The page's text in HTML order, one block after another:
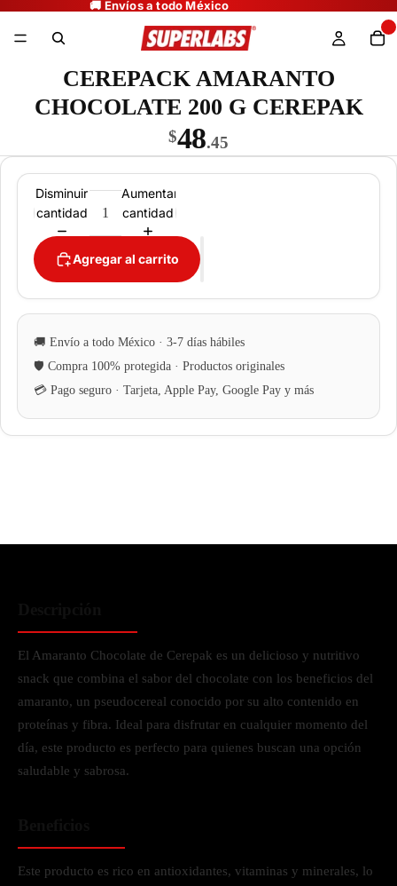
CEREPACK AMARANTO
CHOCOLATE 200 G CEREPAK
$48.45
Disminuir
cantidad
Aumentar
cantidad
Agregar al carrito
El Amaranto Chocolate de Cerepak es un delicioso y nutritivo
snack que combina el sabor del chocolate con los beneficios del
amaranto, un pseudocereal conocido por su alto contenido en
proteínas y fibra. Ideal para disfrutar en cualquier momento del
día, este producto es perfecto para quienes buscan una opción
saludable y sabrosa.
Este producto es rico en antioxidantes, vitaminas y minerales, lo